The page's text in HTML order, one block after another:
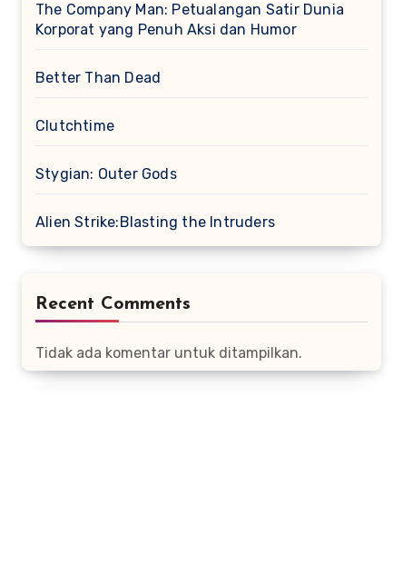
The Company Man: Petualangan Satir Dunia
Korporat yang Penuh Aksi dan Humor
Better Than Dead
Clutchtime
Stygian: Outer Gods
Alien Strike:Blasting the Intruders
Recent Comments
Tidak ada komentar untuk ditampilkan.